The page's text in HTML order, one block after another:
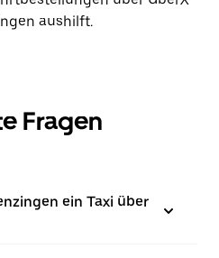
aushilft.
Fragen
ein Taxi über